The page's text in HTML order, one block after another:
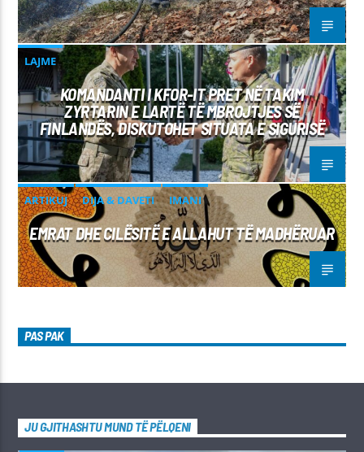
LAJME
KOMANDANTI I KFOR-IT PRET NË TAKIM
ZYRTARIN E LARTË TË MBROJTJES SË
FINLANDËS, DISKUTOHET SITUATA E SIGURISË
ARTIKUJ DIJA & DAVETI IMANI
EMRAT DHE CILËSITË E ALLAHUT TË MADHËRUAR
PAS PAK
JU GJITHASHTU MUND TË PËLQENI